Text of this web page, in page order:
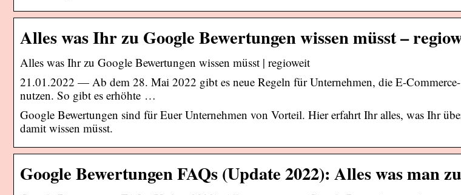
Alles was Ihr zu Google Bewertungen wissen müsst –
Alles was Ihr zu Google Bewertungen wissen müsst | regioweit
21.01.2022 — Ab dem 28. Mai 2022 gibt es neue Regeln für Unternehmen, die E-
nutzen. So gibt es erhöhte …
Google Bewertungen sind für Euer Unternehmen von Vorteil. Hier erfahrt Ihr alles, was Ihr
damit wissen müsst.
Google Bewertungen FAQs (Update 2022): Alles was man